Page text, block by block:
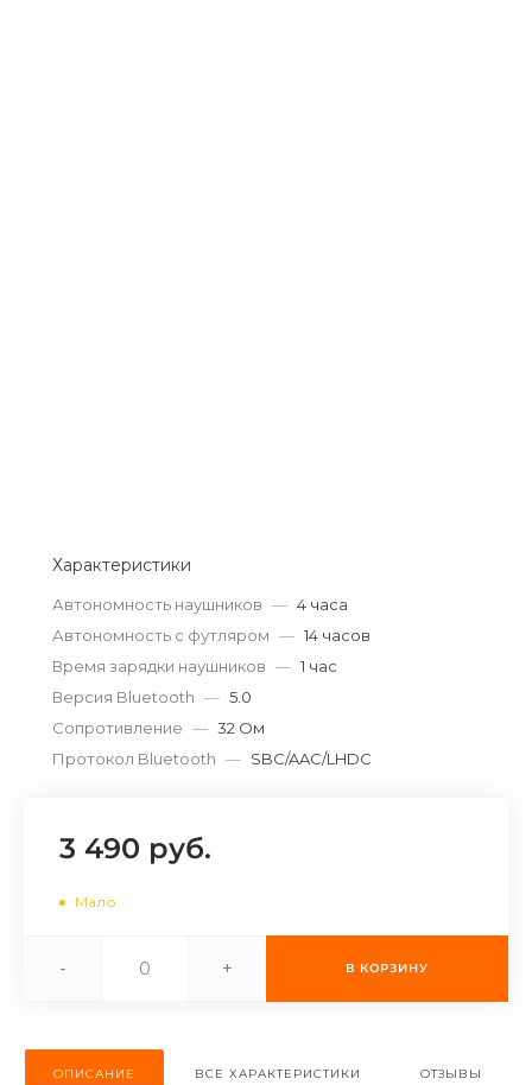
об оплате Плайтом
недели
Остались вопросы?
8 800 302-02-51
plait.ru
Характеристики
Автономность наушников — 4 часа
Автономность с футляром — 14 часов
Время зарядки наушников — 1 час
Версия Bluetooth — 5.0
Сопротивление — 32 Ом
Протокол Bluetooth — SBC/AAC/LHDC
3 490 руб.
Мало
- + В КОРЗИНУ
ОПИСАНИЕ ВСЕ ХАРАКТЕРИСТИКИ ОТЗЫВЫ